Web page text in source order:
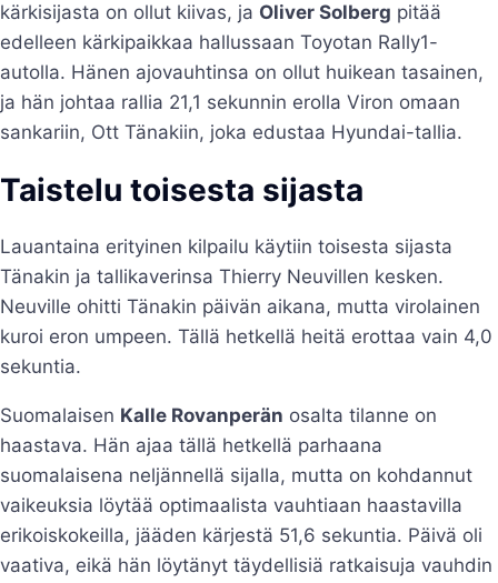
kärkisijasta on ollut kiivas, ja Oliver Solberg pitää
edelleen kärkipaikkaa hallussaan Toyotan Rally1-
autolla. Hänen ajovauhtinsa on ollut huikean tasainen,
ja hän johtaa rallia 21,1 sekunnin erolla Viron omaan
sankariin, Ott Tänakiin, joka edustaa Hyundai-tallia.
Taistelu toisesta sijasta
Lauantaina erityinen kilpailu käytiin toisesta sijasta
Tänakin ja tallikaverinsa Thierry Neuvillen kesken.
Neuville ohitti Tänakin päivän aikana, mutta virolainen
kuroi eron umpeen. Tällä hetkellä heitä erottaa vain 4,0
sekuntia.
Suomalaisen Kalle Rovanperän osalta tilanne on
haastava. Hän ajaa tällä hetkellä parhaana
suomalaisena neljännellä sijalla, mutta on kohdannut
vaikeuksia löytää optimaalista vauhtiaan haastavilla
erikoiskokeilla, jääden kärjestä 51,6 sekuntia. Päivä oli
vaativa, eikä hän löytänyt täydellisiä ratkaisuja vauhdin